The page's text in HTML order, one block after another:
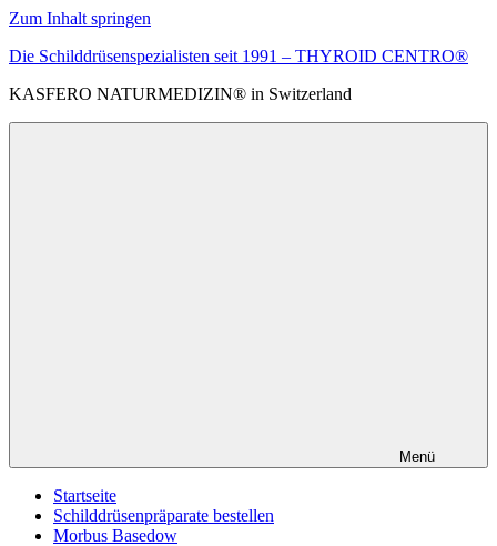
Zum Inhalt springen
Die Schilddrüsenspezialisten seit 1991 – THYROID CENTRO®
KASFERO NATURMEDIZIN® in Switzerland
Menü
Startseite
Schilddrüsenpräparate bestellen
Morbus Basedow